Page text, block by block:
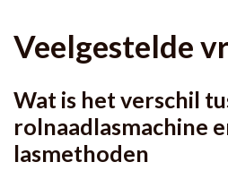
Veelgestelde
Wat is het verschil
rolnaadlasmachine
lasmethoden